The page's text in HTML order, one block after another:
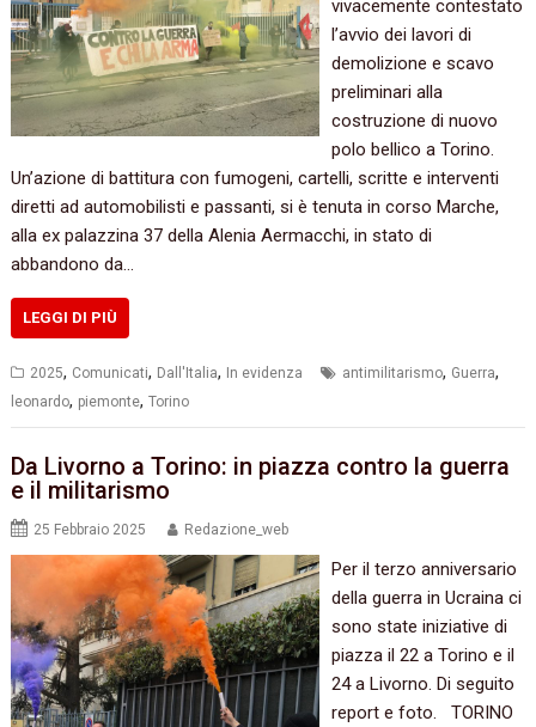
vivacemente contestato
l’avvio dei lavori di
demolizione e scavo
preliminari alla
costruzione di nuovo
polo bellico a Torino.
Un’azione di battitura con fumogeni, cartelli, scritte e interventi
diretti ad automobilisti e passanti, si è tenuta in corso Marche,
alla ex palazzina 37 della Alenia Aermacchi, in stato di
abbandono da…
LEGGI DI PIÙ
2025, Comunicati, Dall'Italia, In evidenza antimilitarismo, Guerra,
leonardo, piemonte,Torino
Da Livorno a Torino: in piazza contro la guerra
e il militarismo
25 Febbraio 2025 Redazione_web
Per il terzo anniversario
della guerra in Ucraina ci
sono state iniziative di
piazza il 22 a Torino e il
24 a Livorno. Di seguito
report e foto. TORINO